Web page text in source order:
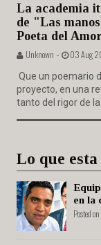
La academia
de "Las
Poeta del
Unknown - 03 Aug
Que un poemario
proyecto, en una
tanto del rigor de la
Lo que esta
en la
Posted